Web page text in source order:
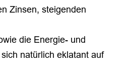
Zinsen, steigenden
die Energie- und
natürlich eklatant auf